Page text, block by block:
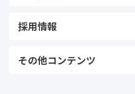
採用情報
その他コンテンツ